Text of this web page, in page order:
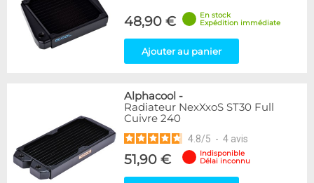
48,90 €
En stock
Expédition immédiate
Ajouter au panier
Alphacool -
Radiateur NexXxoS ST30 Full
Cuivre 240
4.8/5 - 4 avis
51,90 €
Indisponible
Délai inconnu